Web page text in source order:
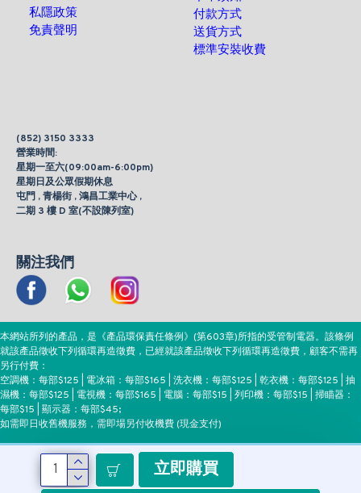
立即購買
私隱政策
免責聲明
付款方式
送貨方式
標準安裝收費
(852) 3150 3333
營業時間:
星期一至六(09:00am-6:00pm)
星期日及公眾假期休息
屯門 , 青楊街 , 鴻昌工業中心 ,
二期 3 樓 D 室(不設陳列室)
關注我們
本網站所列的產品，是《產品環保責任條例》(第603章)所指的受管制電器。該條例
就該產品徵收下列循環再造徵費，已經就該產品徵收下列循環再造徵費，顧客不需再
另行付費：
空調機：每部$125 | 電冰箱：每部$165 | 洗衣機：每部$125 | 乾衣機：每部$125 | 抽
濕機：每部$125 | 電視機：每部$165 | 電腦：每部$15 | 列印機：每部$15 | 掃瞄器：
每部$15 | 顯示器：每部$45;
如需即日收舊機服務，需即場另付收機費 (現金支付)